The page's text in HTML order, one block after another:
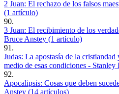
2 Juan: El rechazo de los falsos
(1 artículo)
90.
3 Juan: El recibimiento de los
Bruce Anstey (1 artículo)
91.
Judas: La apostasía de la
medio de esas condiciones -
92.
Apocalipsis: Cosas que deben
Anstey (14 artículos)